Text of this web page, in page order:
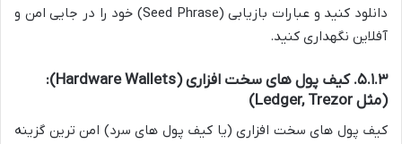
دانلود کنید و عبارات بازیابی (Seed Phrase) خود را در جایی امن و
آفلاین نگهداری کنید.
۵.۱.۳. کیف پول های سخت افزاری (Hardware Wallets):
(مثل Ledger, Trezor)
کیف پول های سخت افزاری (یا کیف پول های سرد) امن ترین گزینه